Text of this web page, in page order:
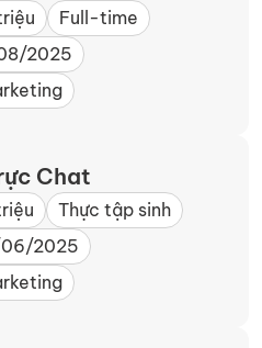
Full-time
2025
Chat
Thực tập sinh
06/2025